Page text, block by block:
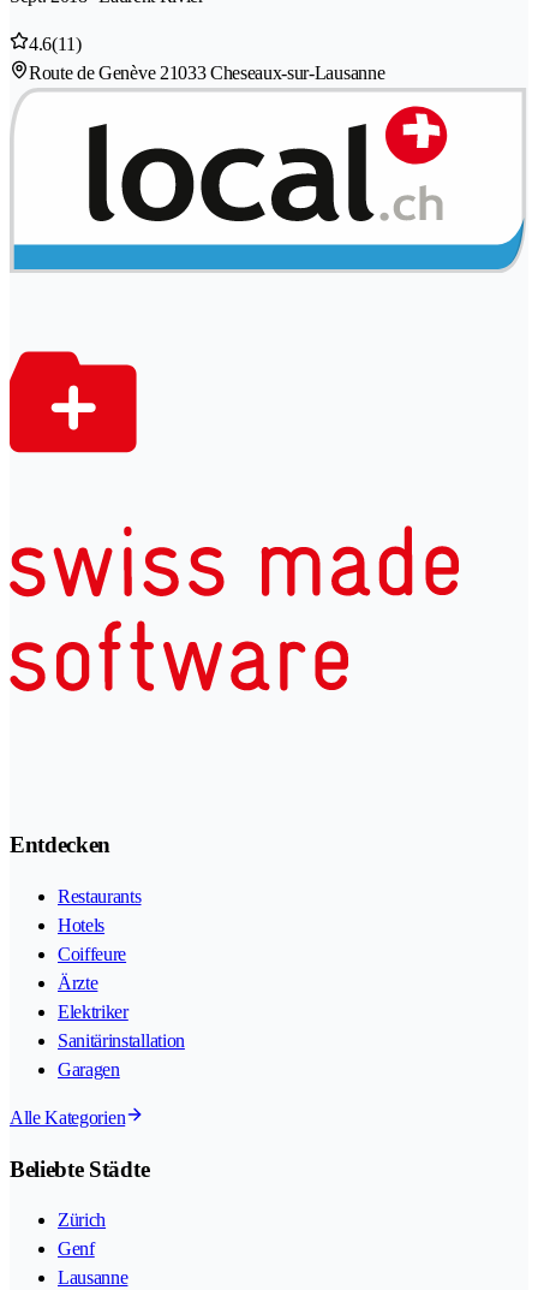
4.6(11)
Route de Genève 21033 Cheseaux-sur-Lausanne
Entdecken
Restaurants
Hotels
Coiffeure
Ärzte
Elektriker
Sanitärinstallation
Garagen
Alle Kategorien
Beliebte Städte
Zürich
Genf
Lausanne